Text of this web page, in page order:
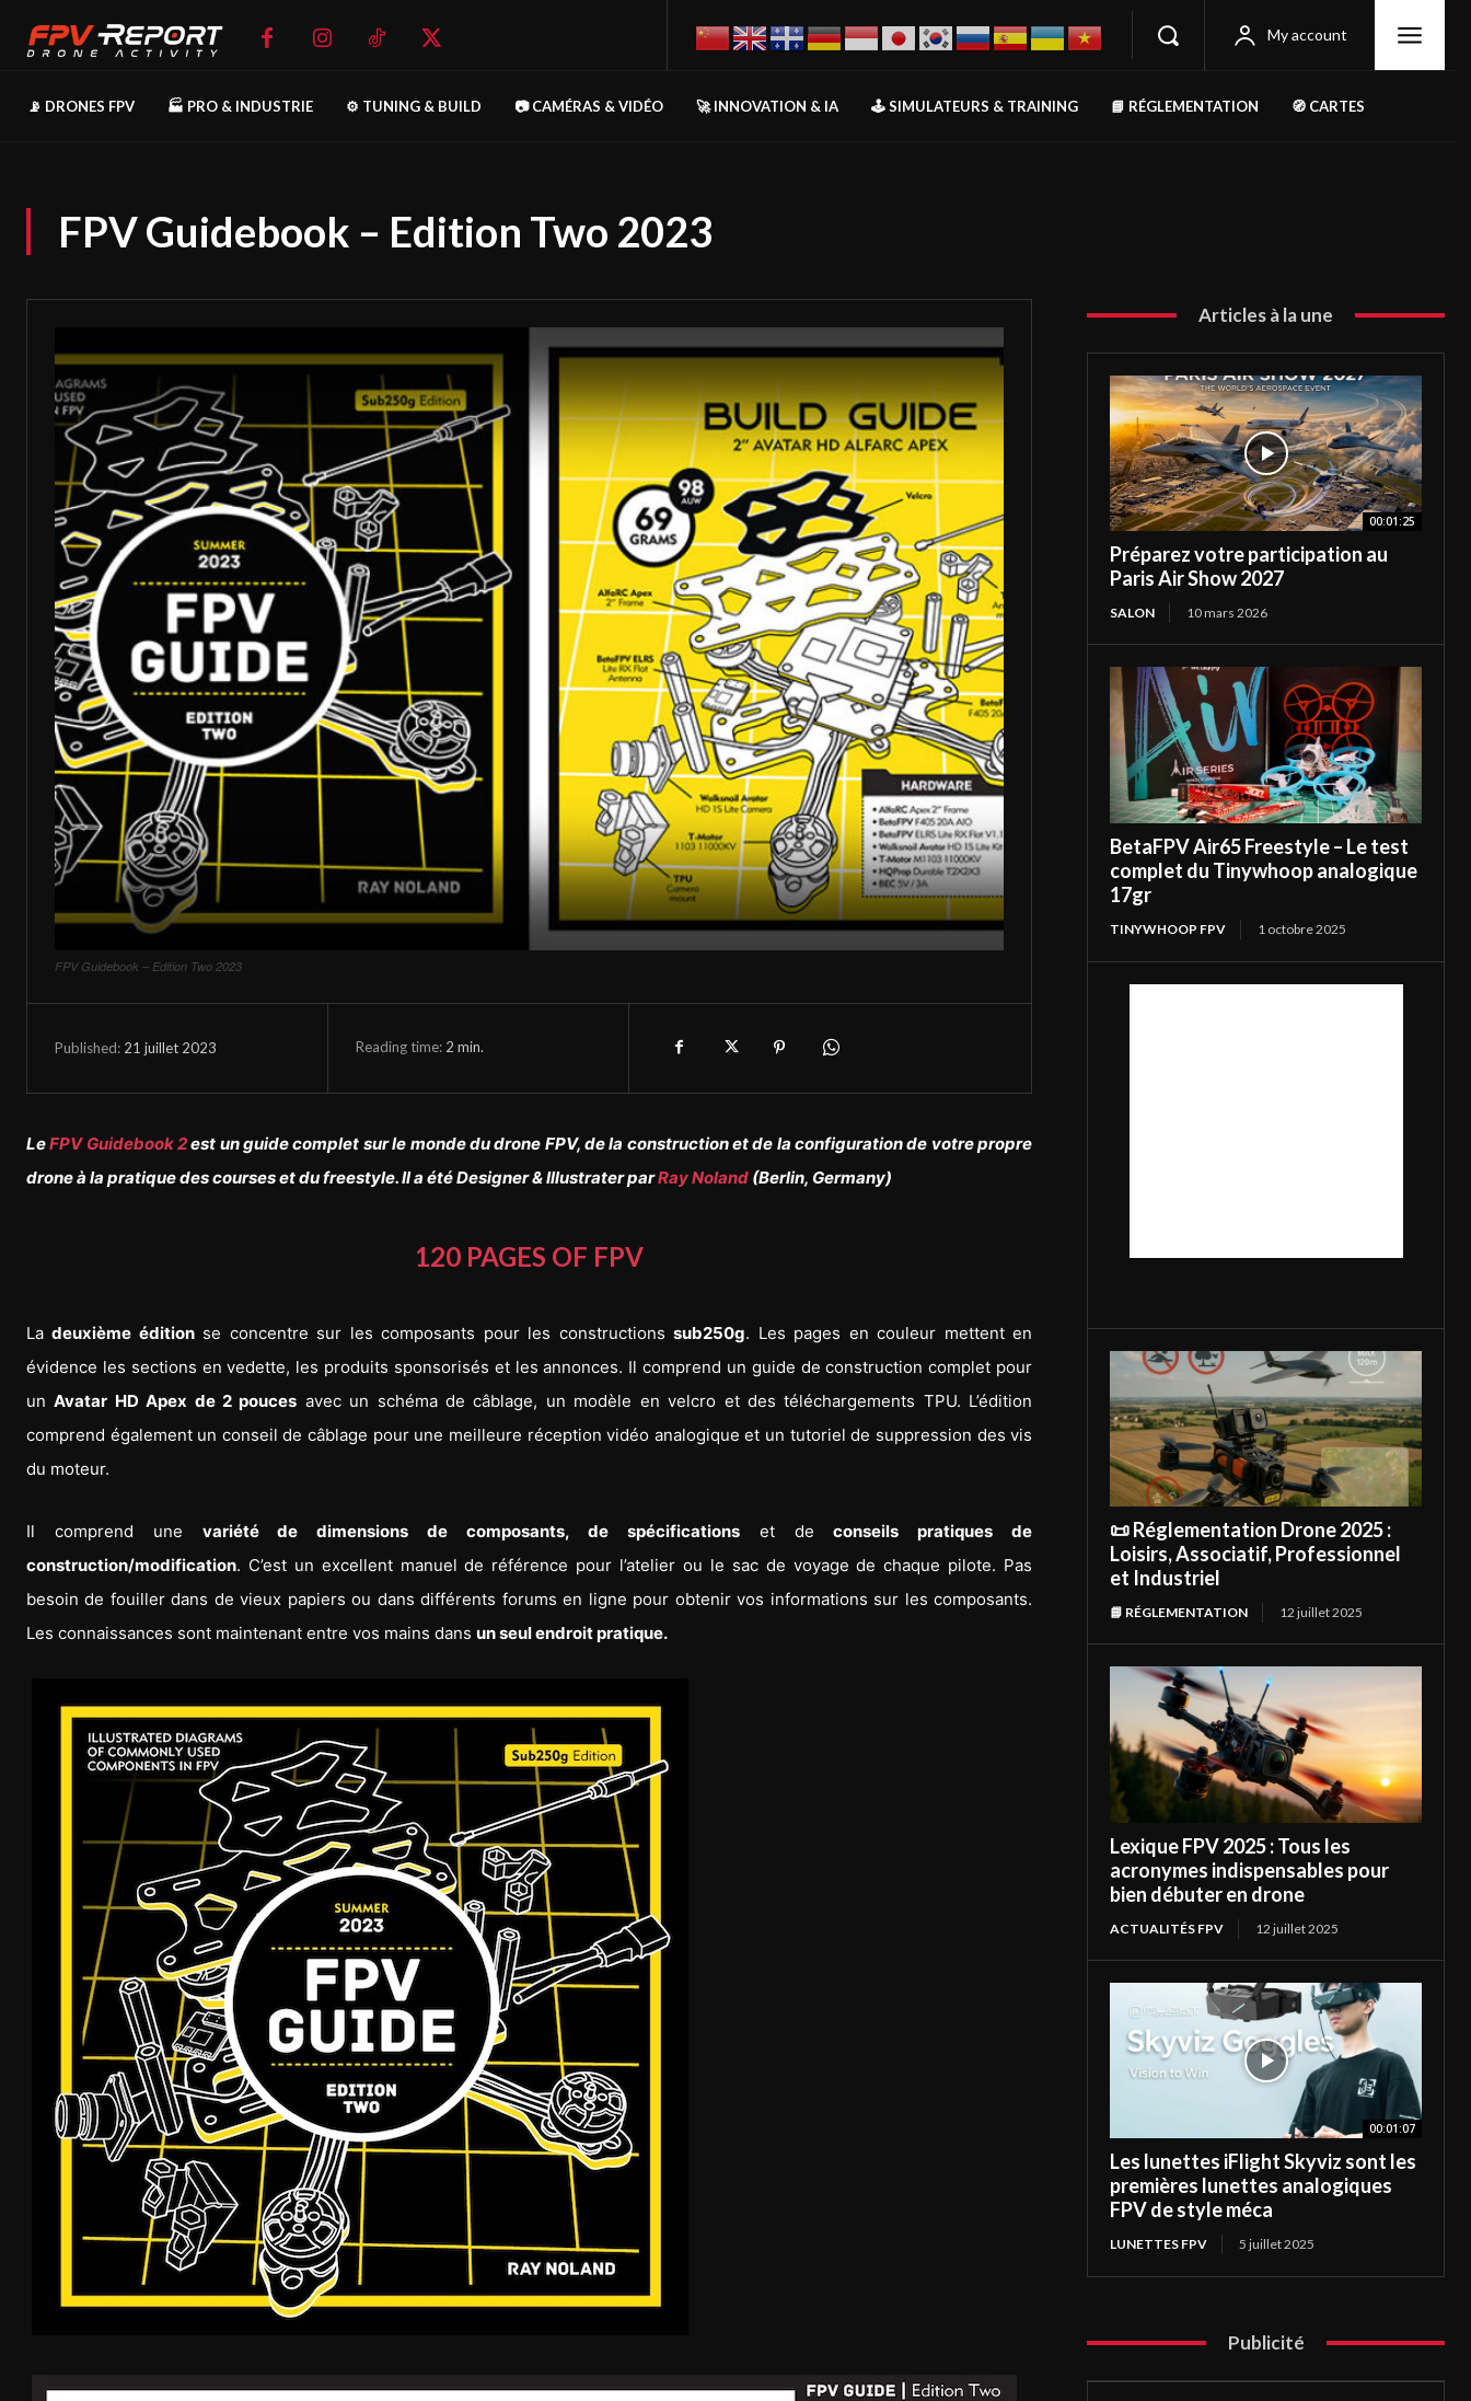
My account
📡 DRONES FPV 🏭 PRO & INDUSTRIE ⚙️ TUNING & BUILD 📷 CAMÉRAS & VIDÉO 🚀 INNOVATION & IA 🕹️ SIMULATEURS & TRAINING 📘 RÉGLEMENTATION 🧭 CARTES
FPV Guidebook – Edition Two 2023
FPV Guidebook – Edition Two 2023
Published: 21 juillet 2023 Reading time: 2 min.
LeFPV Guidebook 2est un guide complet sur le monde du drone FPV, de la construction et de la configuration de votre propre
drone à la pratique des courses et du freestyle. Il a été Designer & Illustrater parRay Noland (Berlin, Germany)
120 PAGES OF FPV
Ladeuxième éditionse concentre sur les composants pour les constructionssub250g. Les pages en couleur mettent en
évidence les sections en vedette, les produits sponsorisés et les annonces. Il comprend un guide de construction complet pour
unAvatar HD Apex de 2 pouces avec un schéma de câblage, un modèle en velcro et des téléchargements TPU. L’édition
comprend également un conseil de câblage pour une meilleure réception vidéo analogique et un tutoriel de suppression des vis
du moteur.
Il comprend une variété de dimensions de composants, de spécificationset deconseils pratiques de
construction/modification. C’est un excellent manuel de référence pour l’atelier ou le sac de voyage de chaque pilote. Pas
besoin de fouiller dans de vieux papiers ou dans différents forums en ligne pour obtenir vos informations sur les composants.
Les connaissances sont maintenant entre vos mains dans un seul endroit pratique.
Articles à la une
00:01:25
Préparez votre participation au
Paris Air Show 2027
SALON 10 mars 2026
BetaFPV Air65 Freestyle – Le test
complet du Tinywhoop analogique
17gr
TINYWHOOP FPV 1 octobre 2025
📜 Réglementation Drone 2025 :
Loisirs, Associatif, Professionnel
et Industriel
📘 RÉGLEMENTATION 12 juillet 2025
Lexique FPV 2025 : Tous les
acronymes indispensables pour
bien débuter en drone
ACTUALITÉS FPV 12 juillet 2025
00:01:07
Les lunettes iFlight Skyviz sont les
premières lunettes analogiques
FPV de style méca
LUNETTES FPV 5 juillet 2025
Publicité